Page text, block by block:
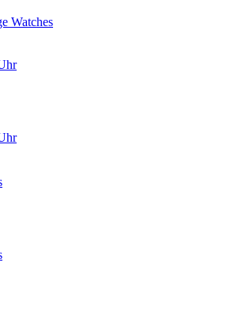
Watches